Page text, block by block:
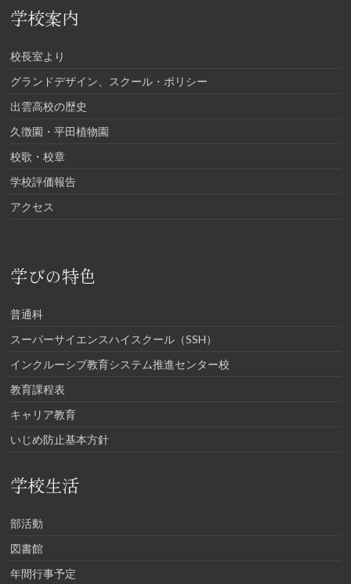
学校案内
校長室より
グランドデザイン、スクール・ポリシー
出雲高校の歴史
久徴園・平田植物園
校歌・校章
学校評価報告
アクセス
学びの特色
普通科
スーパーサイエンスハイスクール（SSH）
インクルーシブ教育システム推進センター校
教育課程表
キャリア教育
いじめ防止基本方針
学校生活
部活動
図書館
年間行事予定